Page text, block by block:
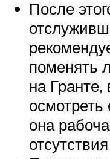
После
поменять
на
осмотреть
она